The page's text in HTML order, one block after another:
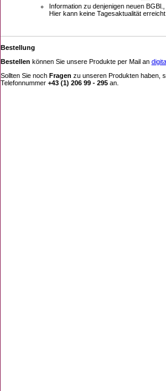
Information zu denjenigen neuen
Hier kann keine Tagesaktualität
Bestellung
Bestellen können Sie unsere Produkte per Mail an
Sollten Sie noch Fragen zu unseren Produkten haben,
Telefonnummer +43 (1) 206 99 - 295 an.